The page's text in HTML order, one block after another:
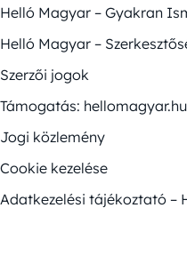
Helló Magyar – Gyakran
Helló Magyar –
Szerzői jogok
Támogatás: hellomagyar.hu
Jogi közlemény
Cookie kezelése
Adatkezelési tájékoztató –